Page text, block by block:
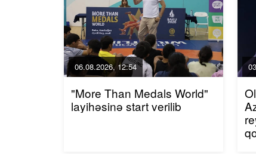
06.08.2026, 12:54
"More Than Medals World"
layihəsinə start verilib